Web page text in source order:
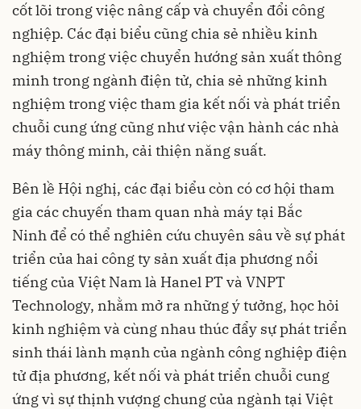
cốt lõi trong việc nâng cấp và chuyển đổi công
nghiệp. Các đại biểu cũng chia sẻ nhiều kinh
nghiệm trong việc chuyển hướng sản xuất thông
minh trong ngành điện tử, chia sẻ những kinh
nghiệm trong việc tham gia kết nối và phát triển
chuỗi cung ứng cũng như việc vận hành các nhà
máy thông minh, cải thiện năng suất.
Bên lề Hội nghị, các đại biểu còn có cơ hội tham
gia các chuyến tham quan nhà máy tại Bắc
Ninh để có thể nghiên cứu chuyên sâu về sự phát
triển của hai công ty sản xuất địa phương nổi
tiếng của Việt Nam là Hanel PT và VNPT
Technology, nhằm mở ra những ý tưởng, học hỏi
kinh nghiệm và cùng nhau thúc đẩy sự phát triển
sinh thái lành mạnh của ngành công nghiệp điện
tử địa phương, kết nối và phát triển chuỗi cung
ứng vì sự thịnh vượng chung của ngành tại Việt